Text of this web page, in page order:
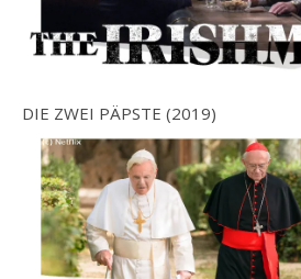
DIE ZWEI PÄPSTE (2019)